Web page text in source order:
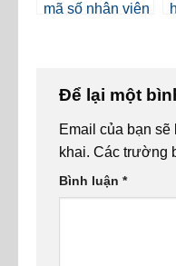
mã số nhân viên
Để lại một
Email của bạn
khai. Các trường
Bình luận *